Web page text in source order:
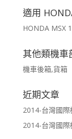
適用
HONDA MSX
其他類機車
機車後箱,貨箱
近期文章
2014-台灣國
2014-台灣國